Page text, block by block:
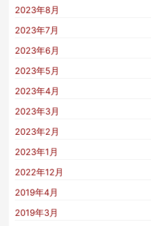
2023年8月
2023年7月
2023年6月
2023年5月
2023年4月
2023年3月
2023年2月
2023年1月
2022年12月
2019年4月
2019年3月